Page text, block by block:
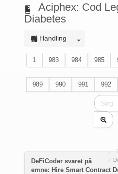
Aciphex: Cod
Diabetes
Handling
1 983 984 985
989
990 991 992
DeFiCoder svaret på
emne: Hire Smart Contract